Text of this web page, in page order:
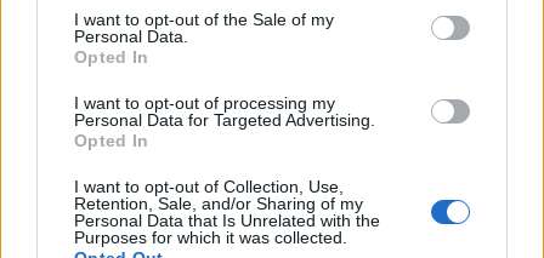
consent section.
I want to opt-out of the Sale of my
Personal Data.
Opted In
I want to opt-out of processing my
Personal Data for Targeted Advertising.
Opted In
I want to opt-out of Collection, Use,
Retention, Sale, and/or Sharing of my
Personal Data that Is Unrelated with the
Purposes for which it was collected.